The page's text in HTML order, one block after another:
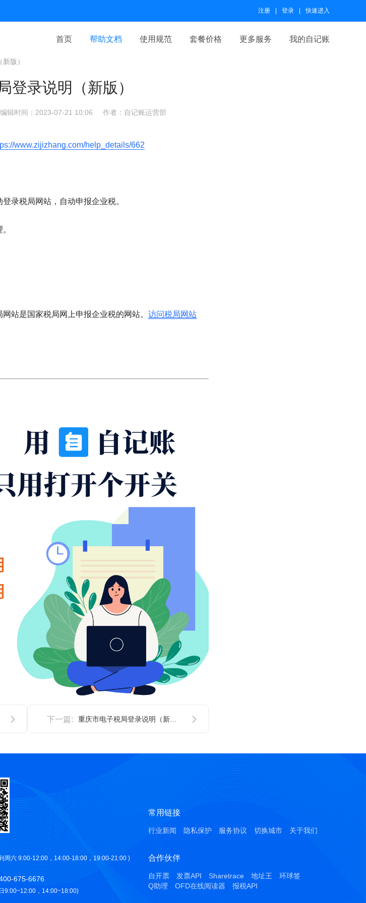
注册 登录 快速进入
首页 帮助文档 使用规范 套餐价格 更多服务 我的自记账
版）
登录说明（新版）
辑时间：2023-07-21 10:06 作者：自记账运营部
www.zijizhang.com/help_details/662
录税局网站，自动申报企业税。
站是国家税局网上申报企业税的网站。 访问税局网站
下一篇:
周六 9:00-12:00，14:00-18:00，19:00-21:00 )
675-6676
9:00~12:00，14:00~18:00)
常用链接
行业新闻 隐私保护 服务协议 切换城市 关于我们
合作伙伴
自开票 发票API Sharetrace 地址王
环球签
Q助理
OFD在线阅读器 报税API